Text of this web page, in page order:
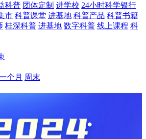
科普 团体定制 进学校 24小时科学银行
市 科普课堂 进基地 科普产品 科普书籍
桂深科普 进基地 数字科普 线上课程 科
个月 周末